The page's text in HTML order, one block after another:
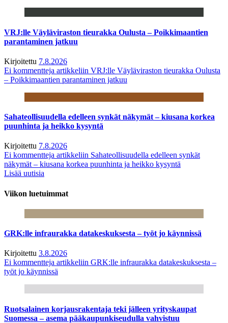
VRJ:lle Väyläviraston tieurakka Oulusta – Poikkimaantien
parantaminen jatkuu
Kirjoitettu 7.8.2026
Ei kommentteja artikkeliin VRJ:lle Väyläviraston tieurakka Oulusta
– Poikkimaantien parantaminen jatkuu
Sahateollisuudella edelleen synkät näkymät – kiusana korkea
puunhinta ja heikko kysyntä
Kirjoitettu 7.8.2026
Ei kommentteja artikkeliin Sahateollisuudella edelleen synkät
näkymät – kiusana korkea puunhinta ja heikko kysyntä
Lisää uutisia
Viikon luetuimmat
GRK:lle infraurakka datakeskuksesta – työt jo käynnissä
Kirjoitettu 3.8.2026
Ei kommentteja artikkeliin GRK:lle infraurakka datakeskuksesta –
työt jo käynnissä
Ruotsalainen korjausrakentaja teki jälleen yrityskaupat
Suomessa – asema pääkaupunkiseudulla vahvistuu